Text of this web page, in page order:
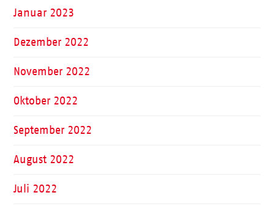
Januar 2023
Dezember 2022
November 2022
Oktober 2022
September 2022
August 2022
Juli 2022